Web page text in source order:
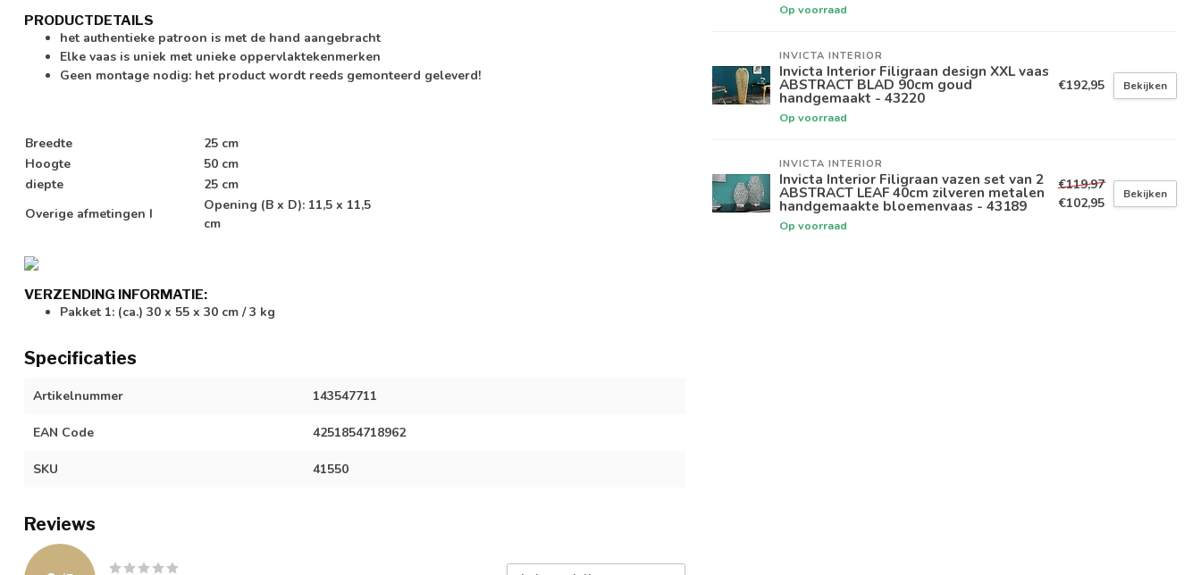
PRODUCTDETAILS
het authentieke patroon is met de hand aangebracht
Elke vaas is uniek met unieke oppervlaktekenmerken
Geen montage nodig: het product wordt reeds gemonteerd geleverd!
Breedte
25 cm
Hoogte
50 cm
diepte
25 cm
Overige afmetingen I
Opening (B x D): 11,5 x 11,5
cm
VERZENDING INFORMATIE:
Pakket 1: (ca.) 30 x 55 x 30 cm / 3 kg
Specificaties
Artikelnummer 143547711
EAN Code 4251854718962
SKU 41550
Reviews
Op voorraad
INVICTA INTERIOR
Invicta Interior Filigraan design XXL vaas
ABSTRACT BLAD 90cm goud
handgemaakt - 43220
Op voorraad
€192,95 Bekijken
INVICTA INTERIOR
Invicta Interior Filigraan vazen set van 2
ABSTRACT LEAF 40cm zilveren metalen
handgemaakte bloemenvaas - 43189
Op voorraad
€119,97
€102,95
Bekijken